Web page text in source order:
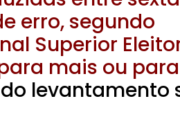
erro, segundo
Superior
mais ou para
levantamento